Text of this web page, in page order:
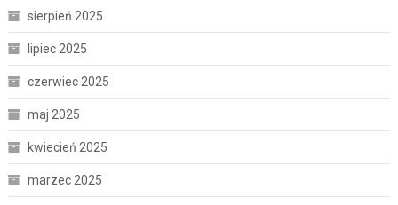
sierpień 2025
lipiec 2025
czerwiec 2025
maj 2025
kwiecień 2025
marzec 2025